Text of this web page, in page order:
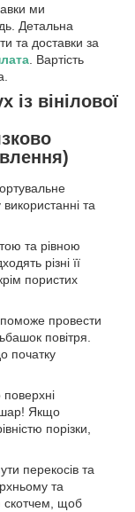
ми
Детальна
та доставки за
. Вартість
із вінілової
та
та рівною
різні її
пористих
провести
повітря.
початку
поверхні
Якщо
порізки,
перекосів та
та
щоб